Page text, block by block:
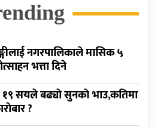
नगरपालिकाले मासिक ५
भत्ता दिने
सयले बढ्याे सुनकाे भाउ,कतिमा
?